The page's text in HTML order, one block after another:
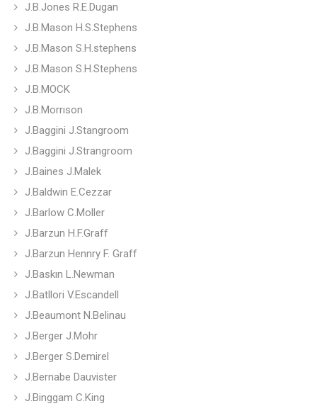
J.B.Jones R.E.Dugan
J.B.Mason H.S.Stephens
J.B.Mason S.H.stephens
J.B.Mason S.H.Stephens
J.B.MOCK
J.B.Morrıson
J.Baggini J.Stangroom
J.Baggini J.Strangroom
J.Baines J.Malek
J.Baldwin E.Cezzar
J.Barlow C.Moller
J.Barzun H.F.Graff
J.Barzun Hennry F. Graff
J.Baskın L.Newman
J.Batllori V.Escandell
J.Beaumont N.Belinau
J.Berger J.Mohr
J.Berger S.Demirel
J.Bernabe Dauvister
J.Binggam C.King